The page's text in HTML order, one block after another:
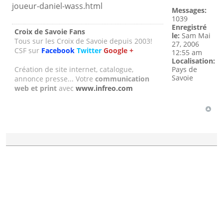
joueur-daniel-wass.html
Croix de Savoie Fans
Tous sur les Croix de Savoie depuis 2003!
CSF sur Facebook Twitter Google +
Création de site internet, catalogue,
annonce presse... Votrecommunication
web et print avecwww.infreo.com
Messages:
1039
Enregistré
le: Sam Mai
27, 2006
12:55 am
Localisation:
Pays de
Savoie